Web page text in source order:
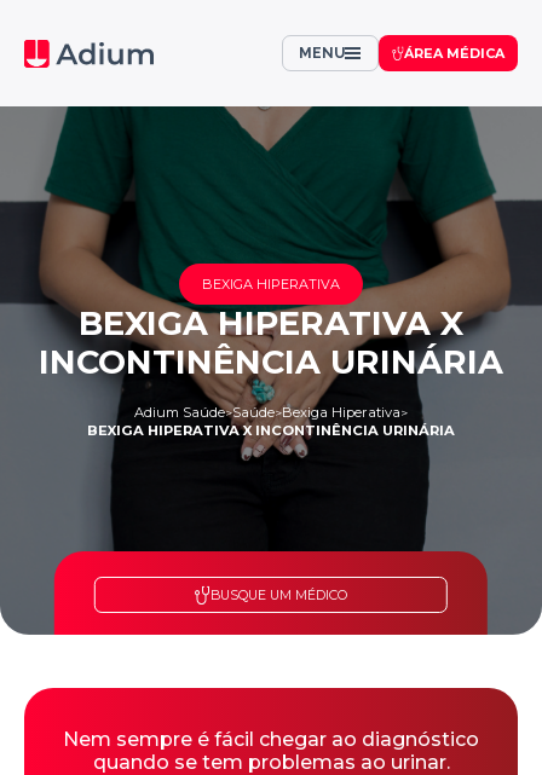
ÁREA MÉDICA
MENU
BEXIGA HIPERATIVA
BEXIGA HIPERATIVA X
INCONTINÊNCIA URINÁRIA
Adium Saúde>Saúde>Bexiga Hiperativa>
BEXIGA HIPERATIVA X INCONTINÊNCIA URINÁRIA
BUSQUE UM MÉDICO
Nem sempre é fácil chegar ao diagnóstico
quando se tem problemas ao urinar.